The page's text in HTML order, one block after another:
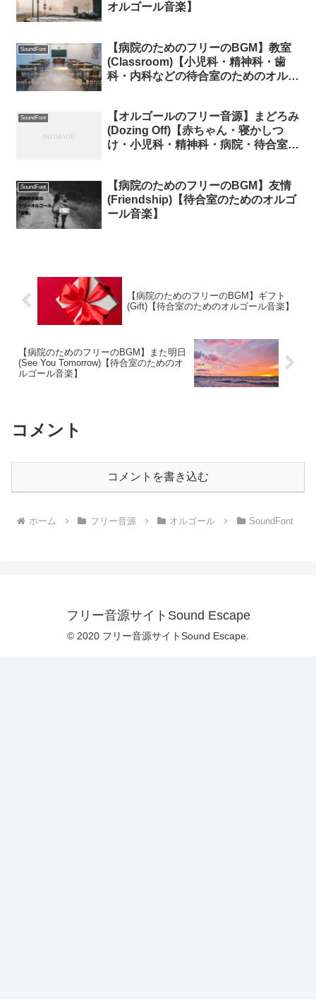
オルゴール音楽】
SoundFont
【病院のためのフリーのBGM】教室
(Classroom)【小児科・精神科・歯
科・内科などの待合室のためのオルゴ
SoundFont
【オルゴールのフリー音源】まどろみ
(Dozing Off)【赤ちゃん・寝かしつ
け・小児科・精神科・病院・待合室・
SoundFont
【病院のためのフリーのBGM】友情
(Friendship)【待合室のためのオルゴ
ール音楽】
【病院のためのフリーのBGM】ギフト
(Gift)【待合室のためのオルゴール音楽】
【病院のためのフリーのBGM】また明日
(See You Tomorrow)【待合室のためのオ
ルゴール音楽】
コメント
コメントを書き込む
ホーム フリー音源 オルゴール SoundFont
フリー音源サイトSound Escape
© 2020 フリー音源サイトSound Escape.